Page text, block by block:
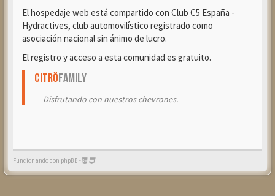
El hospedaje web está compartido con Club C5 España -
Hydractives, club automovilístico registrado como
asociación nacional sin ánimo de lucro.
El registro y acceso a esta comunidad es gratuito.
CitröFamily
Disfrutando con nuestros chevrones.
Funcionando con phpBB -